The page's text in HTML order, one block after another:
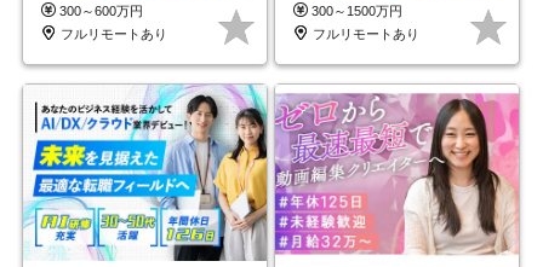
300～600万円
フルリモートあり
300～1500万円
フルリモートあり